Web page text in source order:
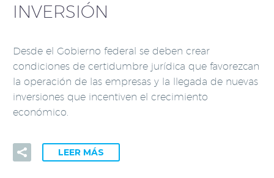
INVERSIÓN
Desde el Gobierno federal se deben crear
condiciones de certidumbre jurídica que favorezcan
la operación de las empresas y la llegada de nuevas
inversiones que incentiven el crecimiento
económico.
LEER MÁS